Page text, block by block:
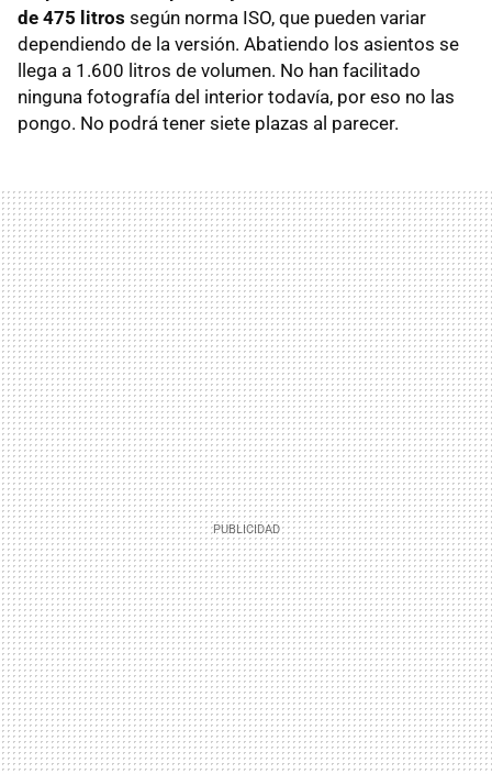
de 475 litros según norma ISO, que pueden variar
dependiendo de la versión. Abatiendo los asientos se
llega a 1.600 litros de volumen. No han facilitado
ninguna fotografía del interior todavía, por eso no las
pongo. No podrá tener siete plazas al parecer.